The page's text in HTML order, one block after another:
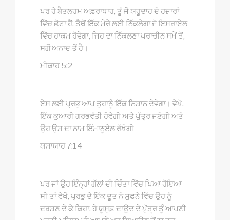
ਪਰ ਹੇ ਬੈਤਲਹਮ ਅਫ਼ਰਾਥਾਹ, ਤੂੰ ਜੋ ਯਹੂਦਾਹ ਦੇ ਹਜ਼ਾਰਾਂ
ਵਿੱਚ ਛੋਟਾ ਹੈਂ, ਤੈਥੋਂ ਇੱਕ ਮੇਰੇ ਲਈ ਨਿੱਕਲੇਗਾ ਜੋ ਇਸਰਾਏਲ
ਵਿੱਚ ਹਾਕਮ ਹੋਵੇਗਾ, ਜਿਹ ਦਾ ਨਿੱਕਲਣਾ ਪਰਾਚੀਨ ਸਮੇਂ ਤੋਂ,
ਸਗੋਂ ਅਨਾਦ ਤੋਂ ਹੈ।
ਮੀਕਾਹ 5:2
ਏਸ ਲਈ ਪ੍ਰਭੁ ਆਪ ਤੁਹਾਨੂੰ ਇੱਕ ਨਿਸ਼ਾਨ ਦੇਵੇਗਾ। ਵੇਖੋ,
ਇੱਕ ਕੁਆਰੀ ਗਰਭਵੰਤੀ ਹੋਵੇਗੀ ਅਤੇ ਪੁੱਤ੍ਰ ਜਣੇਗੀ ਅਤੇ
ਉਹ ਉਸ ਦਾ ਨਾਮ ਇੰਮਾਨੂਏਲ ਰੱਖੇਗੀ
ਯਸਾਯਾਹ 7:14
ਪਰ ਜਾਂ ਉਹ ਇੰਨ੍ਹਾਂ ਗੱਲਾਂ ਦੀ ਚਿੰਤਾ ਵਿੱਚ ਪਿਆ ਹੋਇਆ
ਸੀ ਤਾਂ ਵੇਖੋ, ਪ੍ਰਭੁ ਦੇ ਇੱਕ ਦੂਤ ਨੇ ਸੁਫਨੇ ਵਿੱਚ ਉਹ ਨੂੰ
ਦਰਸ਼ਣ ਦੇ ਕੇ ਕਿਹਾ, ਹੇ ਯੂਸੁਫ਼ ਦਾਊਦ ਦੇ ਪੁੱਤ੍ਰ ਤੂੰ ਆਪਣੀ